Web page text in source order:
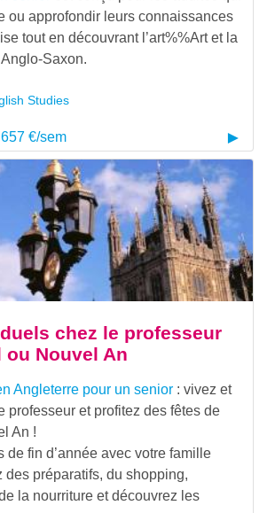
ou approfondir leurs connaissances
tout en découvrant l’art%%Art et la
Saxon.
Studies
€/sem
chez le professeur
ou Nouvel An
Angleterre pour un senior : vivez et
professeur et profitez des fêtes de
An !
de fin d’année avec votre famille
des préparatifs, du shopping,
la nourriture et découvrez les